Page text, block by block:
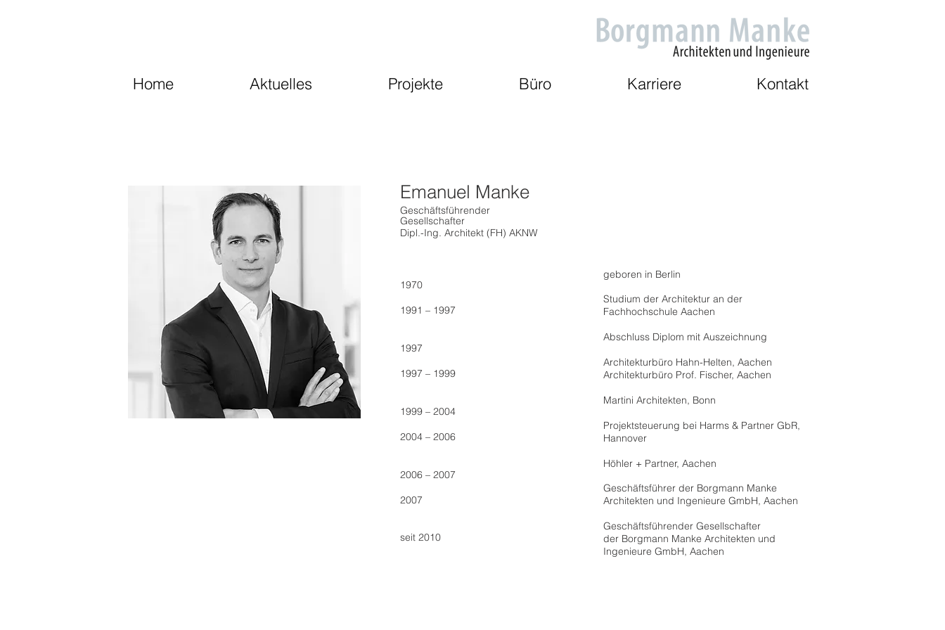
Home Aktuelles Projekte Büro Karriere Kontakt
Emanuel Manke
Geschäftsführender
Gesellschafter
Dipl.-Ing. Architekt (FH) AKNW
1970
1991 – 1997
1997
1997 – 1999
1999 – 2004
2004 – 2006
2006 – 2007
2007
seit 2010
geboren in Berlin
Studium der Architektur an der
Fachhochschule Aachen
Abschluss Diplom mit Auszeichnung
Architekturbüro Hahn-Helten, Aachen
Architekturbüro Prof. Fischer, Aachen
Martini Architekten, Bonn
Projektsteuerung bei Harms & Partner GbR,
Hannover
Höhler + Partner, Aachen
Geschäftsführer der Borgmann Manke
Architekten und Ingenieure GmbH, Aachen
Geschäftsführender Gesellschafter
der Borgmann Manke Architekten und
Ingenieure GmbH, Aachen